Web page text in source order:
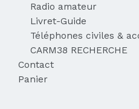
Radio amateur
Livret-Guide
Téléphones civiles &
CARM38 RECHERCHE
Contact
Panier